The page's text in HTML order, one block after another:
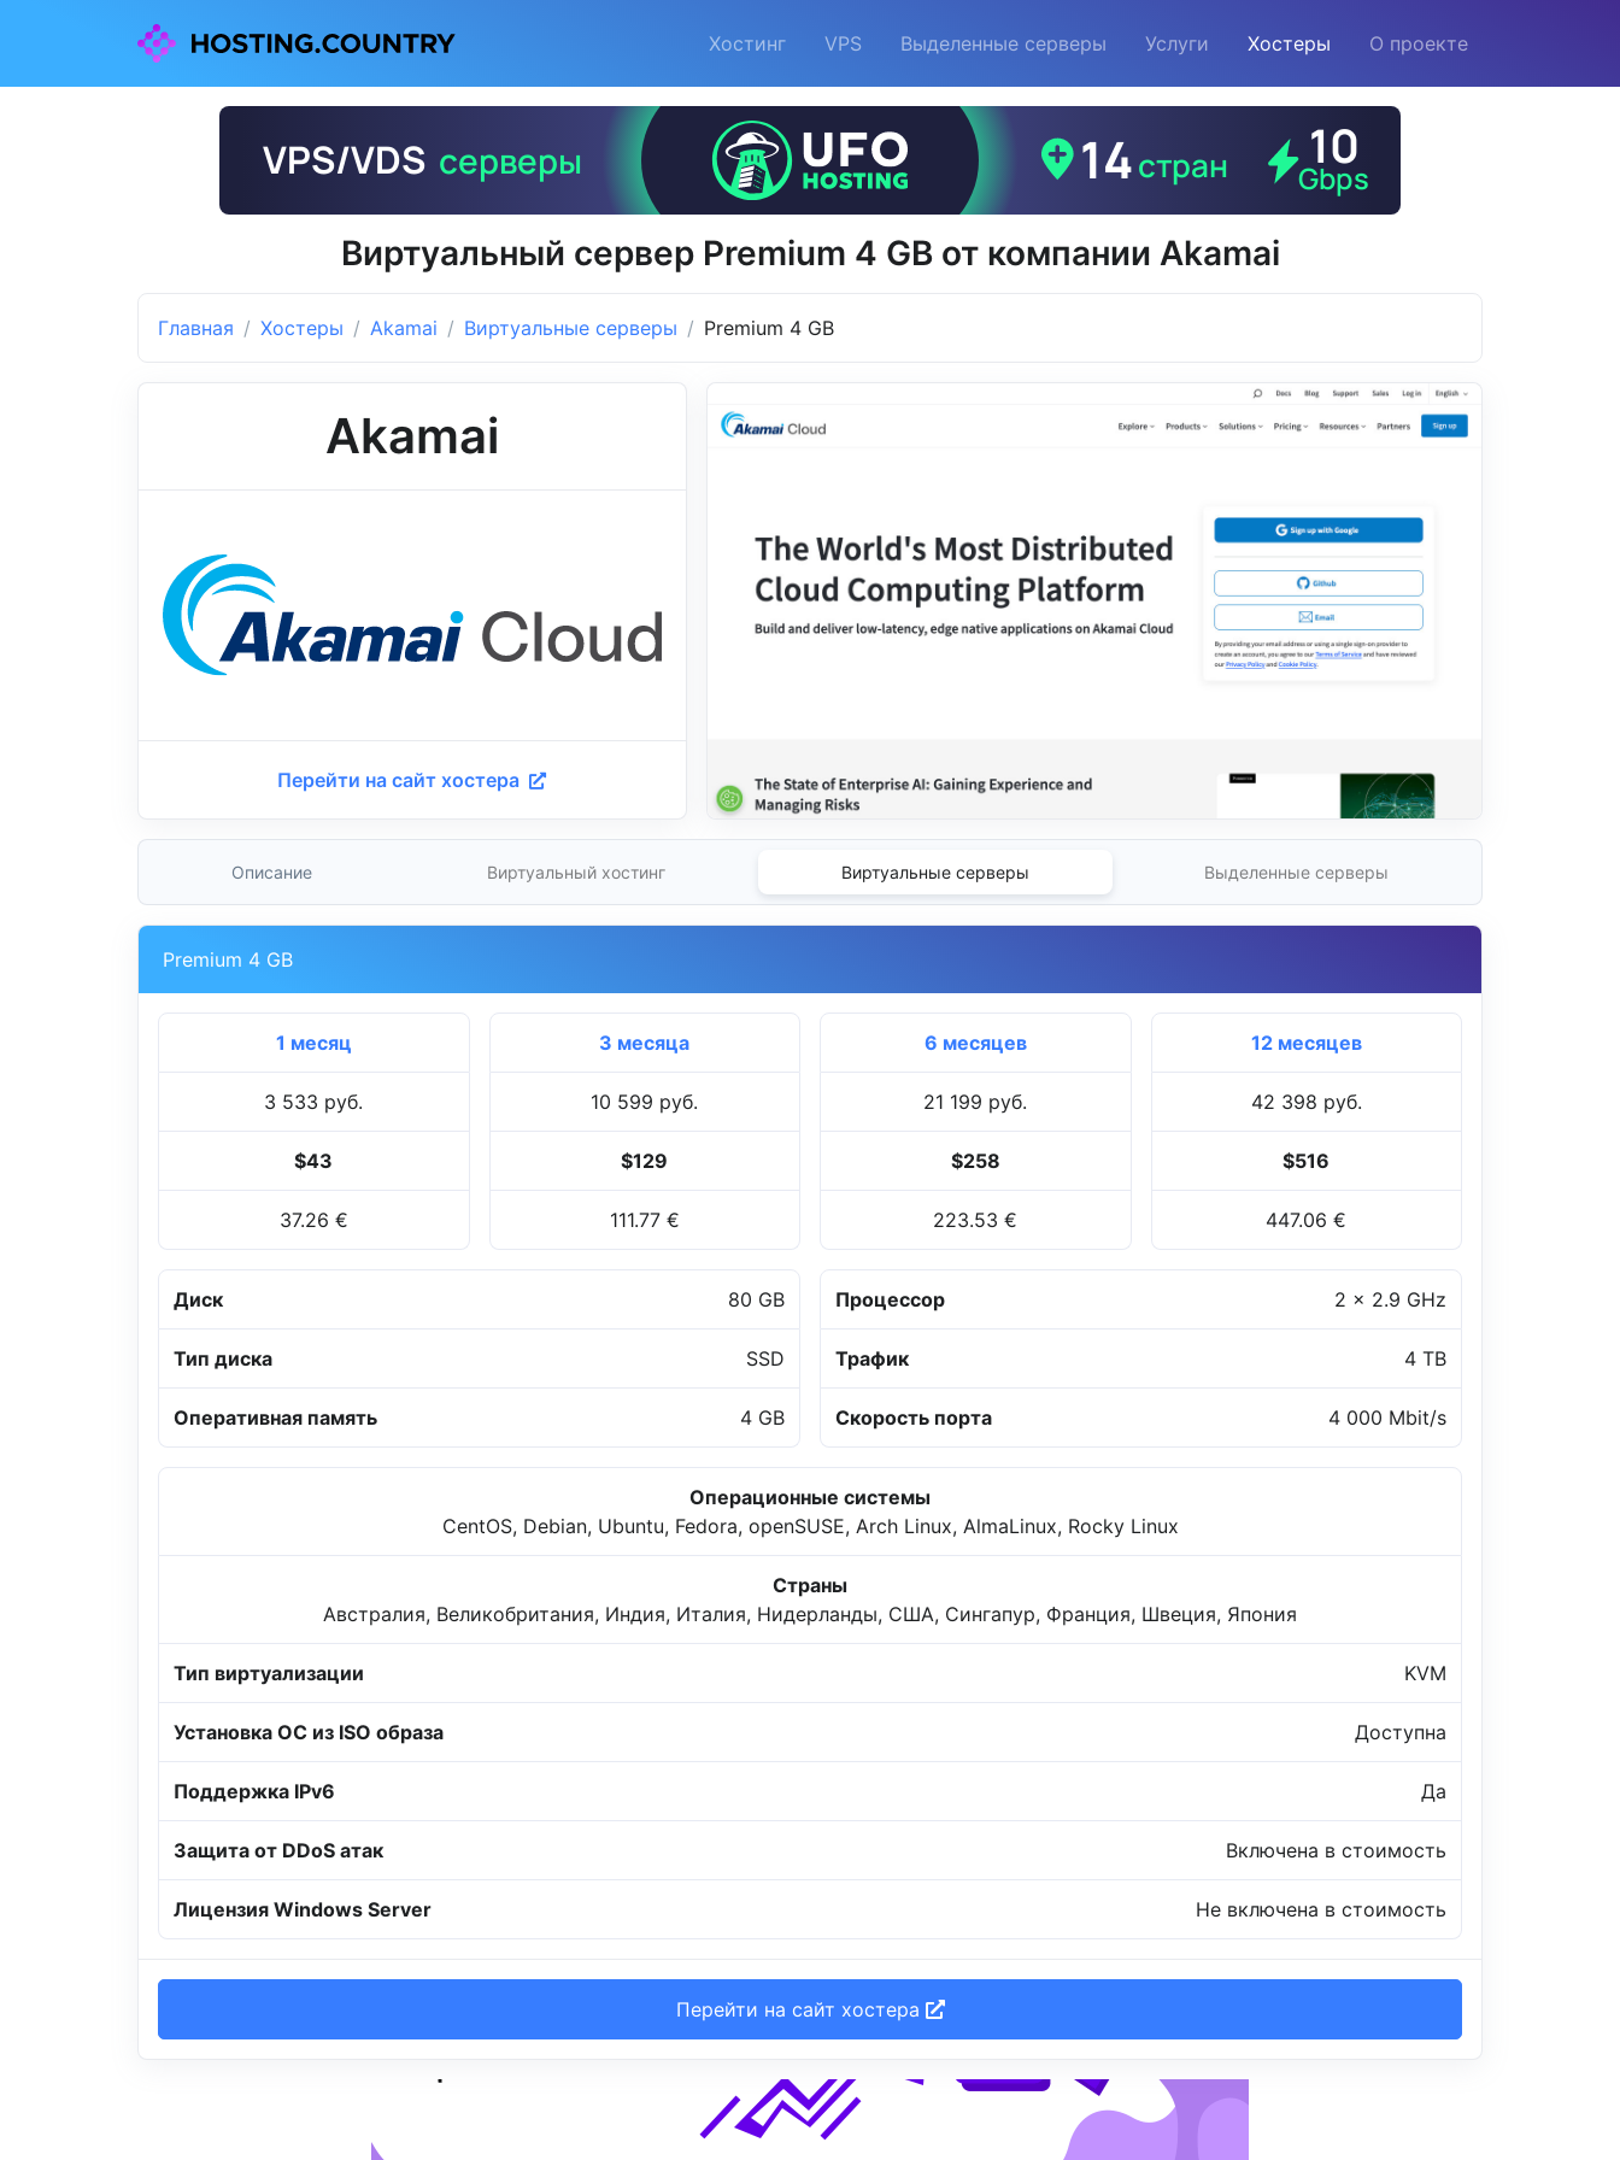
Хостинг VPS Выделенные серверы Услуги Хостеры О проекте
Виртуальный сервер Premium 4 GB от компании Akamai
Главная Хостеры Akamai Виртуальные серверы Premium 4 GB
Akamai
Перейти на сайт хостера
Описание Виртуальный хостинг Виртуальные серверы Выделенные серверы
Premium 4 GB
1 месяц
3 533 руб.
$43
37.26 €
3 месяца
10 599 руб.
$129
111.77 €
6 месяцев
21 199 руб.
$258
223.53 €
12 месяцев
42 398 руб.
$516
447.06 €
Диск 80 GB
Тип диска SSD
Оперативная память 4 GB
Процессор 2 x 2.9 GHz
Трафик 4 TB
Скорость порта 4 000 Mbit/s
Операционные системы
CentOS, Debian, Ubuntu, Fedora, openSUSE, Arch Linux, AlmaLinux, Rocky Linux
Страны
Австралия, Великобритания, Индия, Италия, Нидерланды, США, Сингапур, Франция, Швеция, Япония
Тип виртуализации KVM
Установка ОС из ISO образа Доступна
Поддержка IPv6 Да
Защита от DDoS атак Включена в стоимость
Лицензия Windows Server Не включена в стоимость
Перейти на сайт хостера